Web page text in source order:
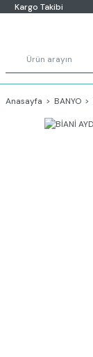
Kargo Takibi
Anasayfa BANYO